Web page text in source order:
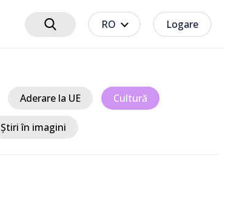
RO Logare
Aderare la UE Cultură
Știri în imagini